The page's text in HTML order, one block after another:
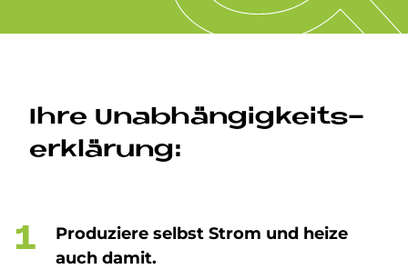
Ihre Un­ab­hän­gig­keits­
er­klä­rung:
Pro­du­zie­re selbst Strom und hei­ze
auch da­mit.